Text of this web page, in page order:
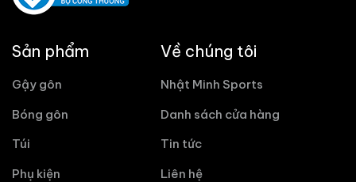
Sản phẩm
Gậy gôn
Bóng gôn
Túi
Phụ kiện
Về chúng tôi
Nhật Minh Sports
Danh sách cửa hàng
Tin tức
Liên hệ